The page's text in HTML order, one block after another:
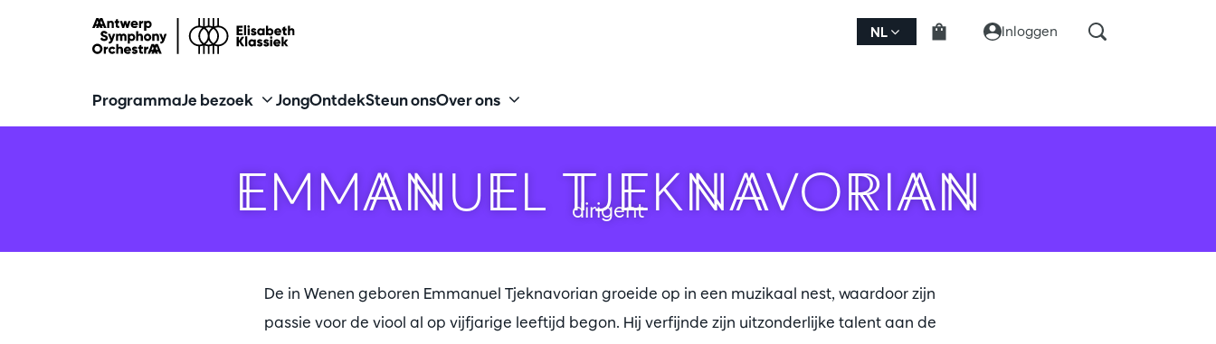
NL Inloggen
ProgrammaJe bezoek JongOntdekSteun onsOver ons
EMMANUEL TJEKNAVORIAN
dirigent
De in Wenen geboren Emmanuel Tjeknavorian groeide op in een muzikaal nest, waardoor zijn
passie voor de viool al op vijfjarige leeftijd begon. Hij verfijnde zijn uitzonderlijke talent aan de